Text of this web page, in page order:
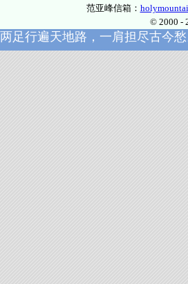
范亚峰信箱：
© 2000 -
两足行遍天地路，一肩担尽古今